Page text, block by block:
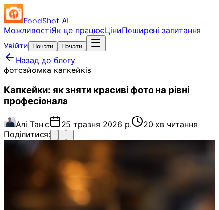
FoodShot AI
МожливостіЯк це працюєЦіниПоширені запитання
Увійти
Почати Почати
Назад до блогу
фотозйомка капкейків
Капкейки: як зняти красиві фото на рівні
професіонала
Алі Таніс 25 травня 2026 р.
20 хв читання
Поділитися: